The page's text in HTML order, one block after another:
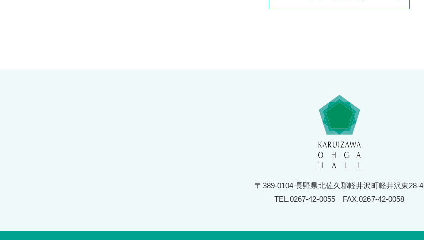
〒389-0104 長野県北佐久郡軽井沢町軽井沢東28-4
TEL.0267-42-0055 FAX.0267-42-0058